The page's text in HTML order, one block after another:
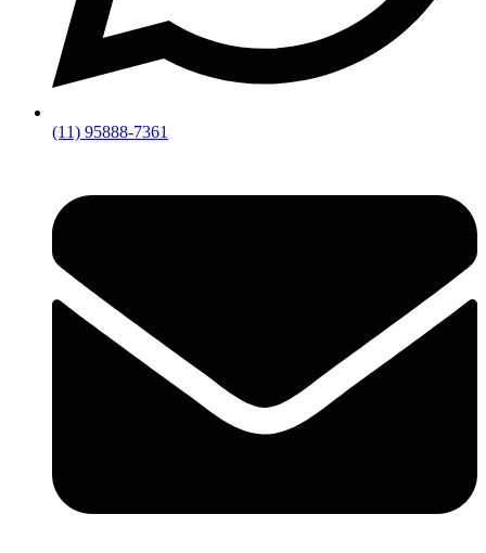
(11) 95888-7361